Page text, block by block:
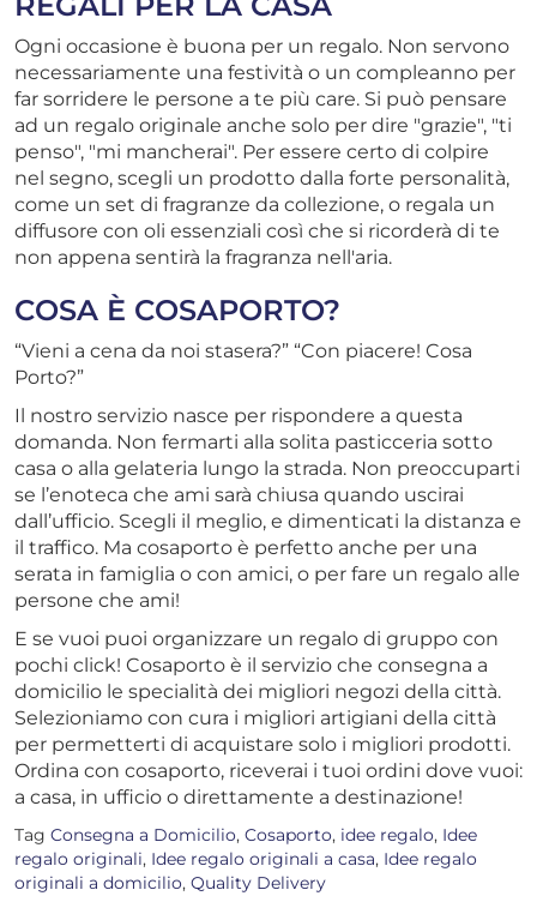
Ogni occasione è buona per un regalo. Non servono
necessariamente una festività o un compleanno per
far sorridere le persone a te più care. Si può pensare
ad un regalo originale anche solo per dire "grazie", "ti
penso", "mi mancherai". Per essere certo di colpire
nel segno, scegli un prodotto dalla forte personalità,
come un set di fragranze da collezione, o regala un
diffusore con oli essenziali così che si ricorderà di te
non appena sentirà la fragranza nell'aria.
COSA È COSAPORTO?
“Vieni a cena da noi stasera?” “Con piacere! Cosa
Porto?”
Il nostro servizio nasce per rispondere a questa
domanda. Non fermarti alla solita pasticceria sotto
casa o alla gelateria lungo la strada. Non preoccuparti
se l’enoteca che ami sarà chiusa quando uscirai
dall’ufficio. Scegli il meglio, e dimenticati la distanza e
il traffico. Ma cosaporto è perfetto anche per una
serata in famiglia o con amici, o per fare un regalo alle
persone che ami!
E se vuoi puoi organizzare un regalo di gruppo con
pochi click! Cosaporto è il servizio che consegna a
domicilio le specialità dei migliori negozi della città.
Selezioniamo con cura i migliori artigiani della città
per permetterti di acquistare solo i migliori prodotti.
Ordina con cosaporto, riceverai i tuoi ordini dove vuoi:
a casa, in ufficio o direttamente a destinazione!
Tag Consegna a Domicilio, Cosaporto, idee regalo, Idee
regalo originali, Idee regalo originali a casa, Idee regalo
originali a domicilio, Quality Delivery